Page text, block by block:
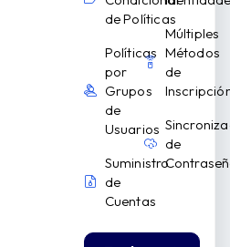
de Políticas
Políticas
por
Grupos
de
Usuarios
Suministro
de
Cuentas
Múltiples
Métodos
de
de